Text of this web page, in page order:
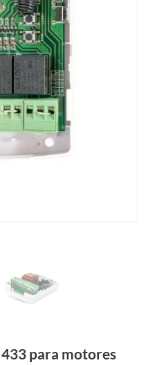
para motores